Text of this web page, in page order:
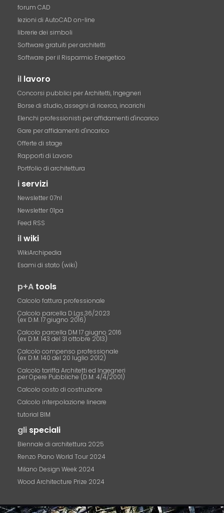
forum CAD
lezioni di AutoCAD on-line
librerie dei simboli
Software gratuiti per architetti
Software per il Risparmio Energetico
il lavoro
Concorsi pubblici per Architetti, Ingegneri
Borse di studio, assegni di ricerca, incarichi
Elenchi professionisti per affidamenti d'incarico
Gare per affidamenti d'incarico
Offerte di stage
Rapporti di Lavoro
Portfolio di architettura
i servizi
Newsletter 07nl
Newsletter 01pa
Feed RSS
ilwiki
WikiArchipedia
Esami di stato (wiki)
p+A tools
Calcolo fattura professionale
Calcolo parcella D.Lgs.36/2023
(ex D.M. 17 giugno 2016)
Calcolo parcella DM 17 giugno 2016
(ex D.M. 143 del 31 ottobre 2013)
Calcolo compenso professionale
(ex D.M. 140 del 20 luglio 2012)
Calcolo tariffa Architetti ed Ingegneri
per Opere Pubbliche (D.M. 4/4/2001)
Calcolo costo di costruzione
Calcolo interpolazione lineare
tutorial BIM
gli speciali
Biennale di architettura 2025
Renzo Piano World Tour 2024
Milano Design Week 2024
Wood Architecture Prize 2024